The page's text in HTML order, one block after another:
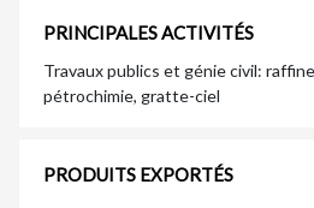
PRINCIPALES ACTIVITÉS
Travaux publics et génie civil:
pétrochimie, gratte-ciel
PRODUITS EXPORTÉS